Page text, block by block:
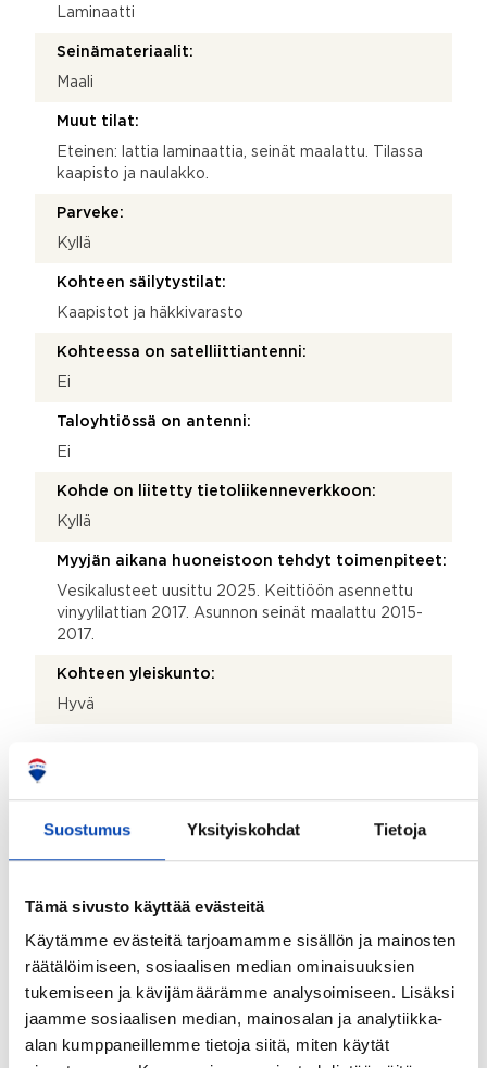
Suostumus Yksityiskohdat Tietoja
Tämä sivusto käyttää evästeitä
Käytämme evästeitä tarjoamamme sisällön ja mainosten
räätälöimiseen, sosiaalisen median ominaisuuksien
tukemiseen ja kävijämäärämme analysoimiseen. Lisäksi
jaamme sosiaalisen median, mainosalan ja analytiikka-
alan kumppaneillemme tietoja siitä, miten käytät
Laminaatti
Seinämateriaalit:
Maali
Muut tilat:
Eteinen: lattia laminaattia, seinät maalattu. Tilassa
kaapisto ja naulakko.
Parveke:
Kyllä
Kohteen säilytystilat:
Kaapistot ja häkkivarasto
Kohteessa on satelliittiantenni:
Ei
Taloyhtiössä on antenni:
Ei
Kohde on liitetty tietoliikenneverkkoon:
Kyllä
Myyjän aikana huoneistoon tehdyt toimenpiteet:
Vesikalusteet uusittu 2025. Keittiöön asennettu
vinyylilattian 2017. Asunnon seinät maalattu 2015-
2017.
Kohteen yleiskunto:
Hyvä
Taloyhtiö
Kiinteistönhoidosta vastaa:
Huoltoyhtiö
Lisätietoja kiinteistönhoidosta:
Kiinteistöpalvelut Blomberg Oy